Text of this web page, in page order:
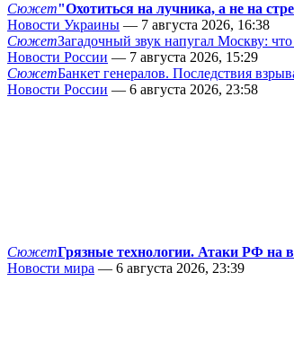
Сюжет"Охотиться на лучника, а не на
Новости Украины — 7 августа 2026, 16:38
СюжетЗагадочный звук напугал Москву:
Новости России — 7 августа 2026, 15:29
СюжетБанкет генералов. Последствия
Новости России — 6 августа 2026, 23:58
СюжетГрязные технологии. Атаки РФ
Новости мира — 6 августа 2026, 23:39